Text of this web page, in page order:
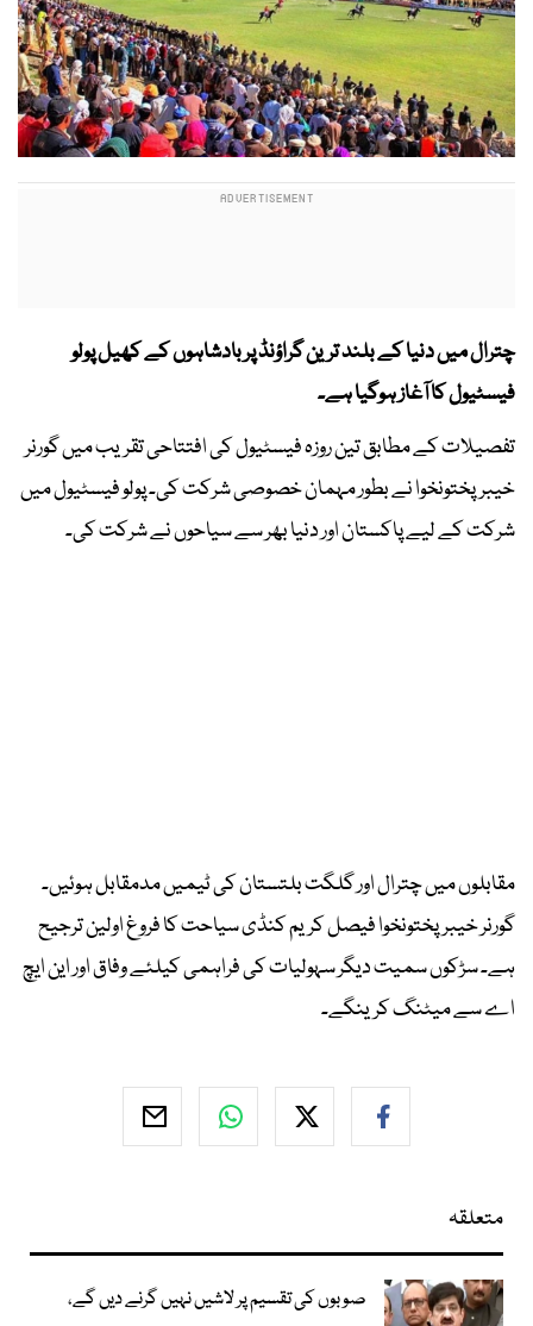
چترال میں دنیا کے بلند ترین گراؤنڈ پر بادشاہوں کے کھیل پولو
فیسٹیول کا آغاز ہوگیا ہے۔
تفصیلات کے مطابق تین روزہ فیسٹیول کی افتتاحی تقریب میں گورنر
خیبرپختونخوا نے بطور مہمان خصوصی شرکت کی۔ پولو فیسٹیول میں
شرکت کے لیے پاکستان اور دنیا بھر سے سیاحوں نے شرکت کی۔
مقابلوں میں چترال اور گلگت بلتستان کی ٹیمیں مدمقابل ہوئیں۔
گورنر خیبرپختونخوا فیصل کریم کنڈی سیاحت کا فروغ اولین ترجیح
ہے۔ سڑکوں سمیت دیگر سہولیات کی فراہمی کیلئے وفاق اور این ایچ
اے سے میٹنگ کرینگے۔
متعلقہ
صوبوں کی تقسیم پر لاشیں نہیں گرنے دیں گے،